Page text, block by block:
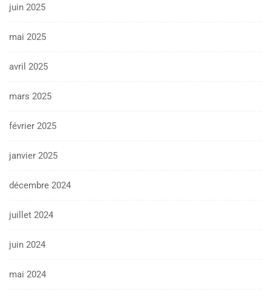
juin 2025
mai 2025
avril 2025
mars 2025
février 2025
janvier 2025
décembre 2024
juillet 2024
juin 2024
mai 2024